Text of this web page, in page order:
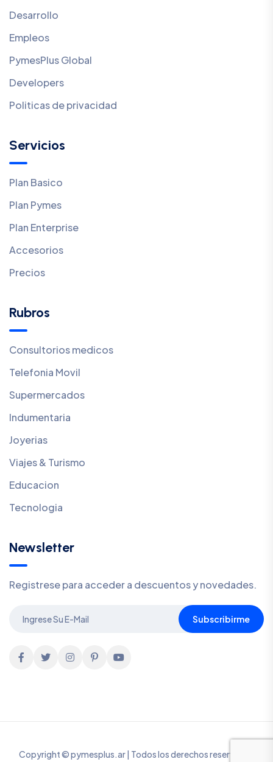
Desarrollo
Empleos
PymesPlus Global
Developers
Politicas de privacidad
Servicios
Plan Basico
Plan Pymes
Plan Enterprise
Accesorios
Precios
Rubros
Consultorios medicos
Telefonia Movil
Supermercados
Indumentaria
Joyerias
Viajes & Turismo
Educacion
Tecnologia
Newsletter
Registrese para acceder a descuentos y novedades.
Subscribirme
Copyright © pymesplus.ar | Todos los derechos reservados